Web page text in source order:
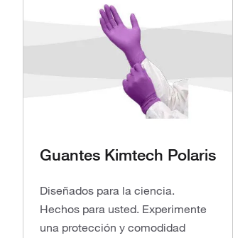
Guantes Kimtech Polaris
Diseñados para la ciencia.
Hechos para usted. Experimente
una protección y comodidad